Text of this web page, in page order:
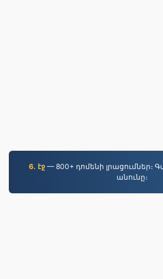
6. էջ — 800+ դոմենի լրացումներ։
անունը։